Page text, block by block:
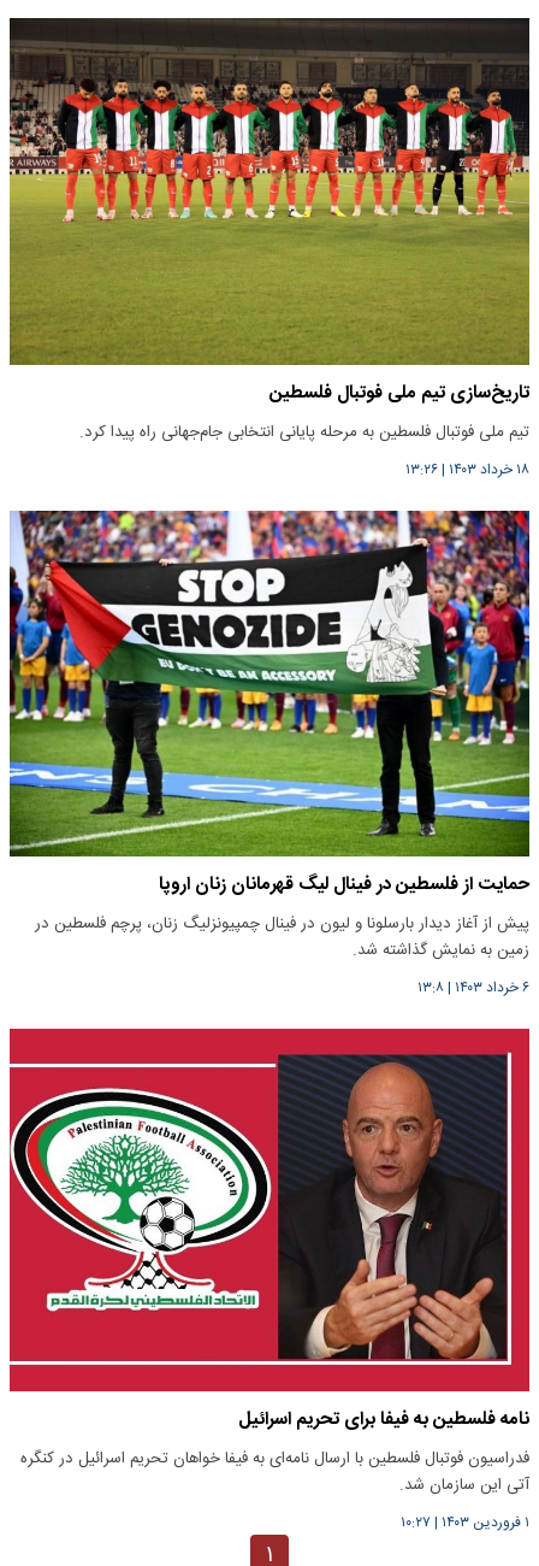
تاریخ‌سازی تیم ملی فوتبال فلسطین
تیم ملی فوتبال فلسطین به مرحله پایانی انتخابی جام‌جهانی راه پیدا کرد.
۱۸ خرداد ۱۴۰۳ |۱۳:۲۶
حمایت از فلسطین در فینال لیگ قهرمانان زنان اروپا
پیش از آغاز دیدار بارسلونا و لیون در فینال چمپیونزلیگ زنان، پرچم فلسطین در
زمین به نمایش گذاشته شد.
۶ خرداد ۱۴۰۳ |۱۳:۸
نامه فلسطین به فیفا برای تحریم اسرائیل
فدراسیون فوتبال فلسطین با ارسال نامه‌ای به فیفا خواهان تحریم اسرائیل در کنگره
آتی این سازمان شد.
۱ فروردین ۱۴۰۳ | ۱۰:۲۷
۱